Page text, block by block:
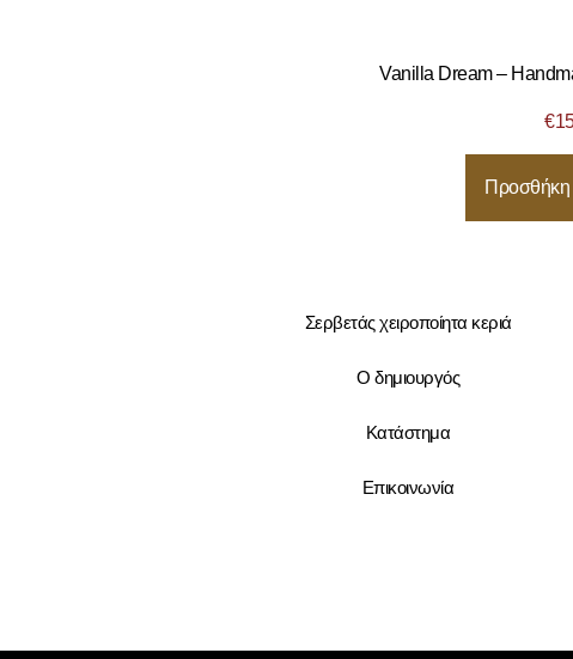
Vanilla Dream –
€
Προσθήκη
Σερβετάς χειροποίητα κεριά
Ο δημιουργός
Κατάστημα
Επικοινωνία